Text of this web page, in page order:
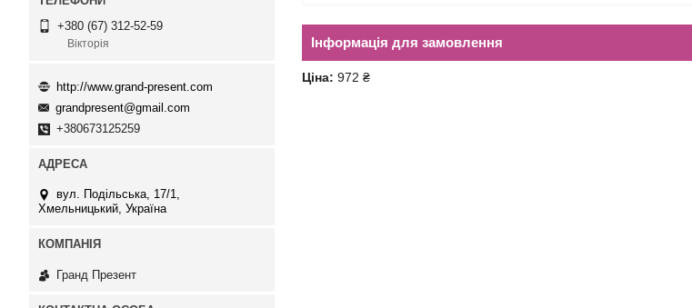
Інформація для замовлення
Ціна: 972 ₴
+380 (67) 312-52-59
Вікторія
http://www.grand-present.com
grandpresent@gmail.com
+380673125259
вул. Подільська, 17/1,
Хмельницький, Україна
Гранд Презент